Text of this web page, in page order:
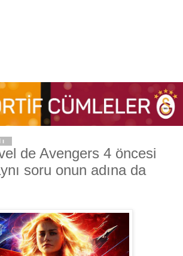
de Avengers 4 öncesi
soru onun adına da